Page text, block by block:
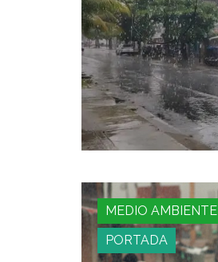
MEDIO AMBIENTE
PORTADA